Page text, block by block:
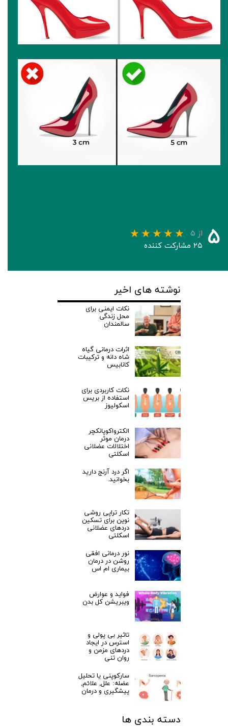
۵ از ۵
۲۵ مشارکت کننده
نوشته های اخیر
نکات ایمنی برای
محل زندگی
سالمندان
اثرات درمانی گیاه
شاه دانه و ترکیبات
کانابیس
نکات کاربردی برای
استفاده از بریس
اسکولیوز
الکترواکوپانکچر
درمان موثر
اختلالات عضلانی
اسکلتی
اگر درد آرنج دارید
بخوانید.
تکار تراپی روشی
نوین برای تسکین
دردهای عضلانی
اسکلتی
نور درمانی افقی
روشن در درمان
بیماری ام اس
فواید و عوارض
ویبریشن کل بدن
تاثیر بی پولی و
استرس در ایجاد
دردهای مزمن و
روان تنی
سارکوپنی یا تحلیل
عضله: علل, علائم,
پیشگیری و درمان
دسته بندی ها